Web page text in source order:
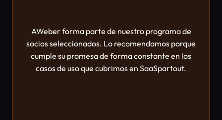
AWeber forma parte de nuestro programa de
socios seleccionados. Lo recomendamos porque
cumple su promesa de forma constante en los
casos de uso que cubrimos en SaaSpartout.